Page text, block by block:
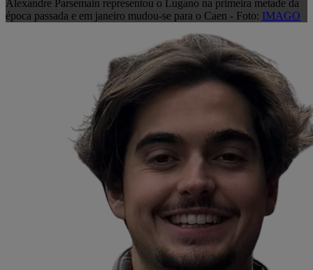
Alexandre Parsemain representou o Lugano na primeira metade da
época passada e em janeiro mudou-se para o Caen - Foto: IMAGO